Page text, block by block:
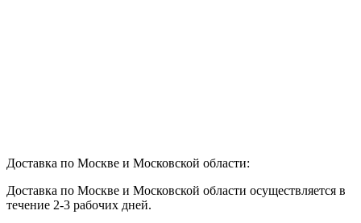
Доставка по Москве и Московской области:
Доставка по Москве и Московской области осуществляется в
течение 2-3 рабочих дней.